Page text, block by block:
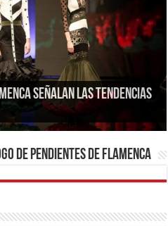
señalan las tendencias
de pendientes de flamenca